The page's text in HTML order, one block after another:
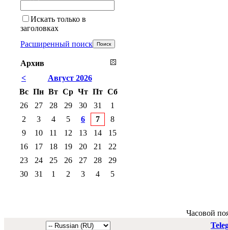
Искать только в
заголовках
Расширенный поиск
Архив
<
Август 2026
Вс Пн Вт Ср Чт Пт Сб
26
27 28 29 30 31
1
2
3 4 5 6 7
8
9
10 11 12 13 14
15
16
17 18 19 20 21
22
23
24 25 26 27 28
29
30
31 1 2 3 4 5
Часовой